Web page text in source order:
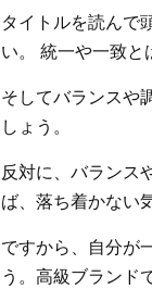
タイトルを読んで
い。 統一や一致と
そしてバランスや
しょう。
反対に、バラン
ば、落ち着かない
ですから、自分が
う。高級ブランド